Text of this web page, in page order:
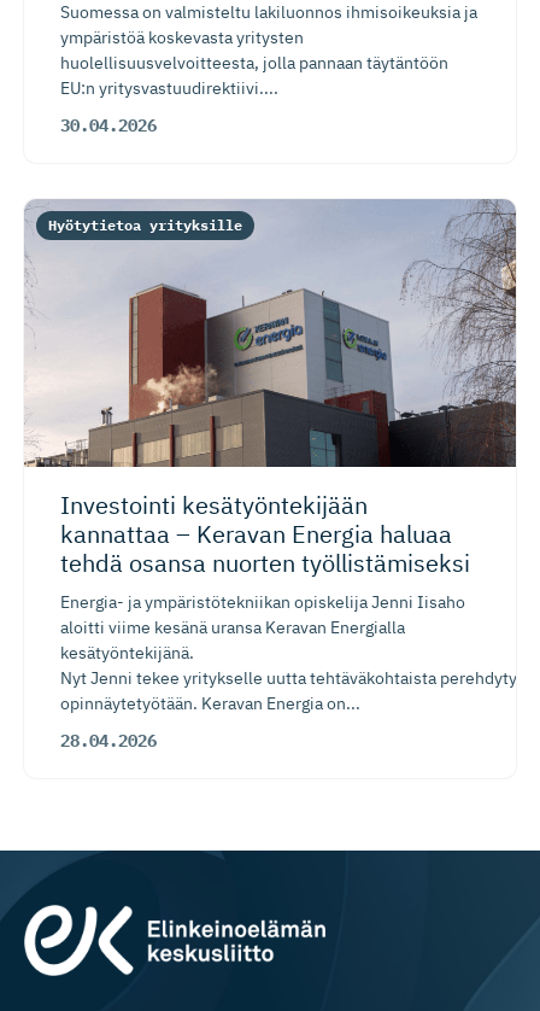
Suomessa on valmisteltu lakiluonnos ihmisoikeuksia ja
ympäristöä koskevasta yritysten
huolellisuusvelvoitteesta, jolla pannaan täytäntöön
EU:n yritysvastuudirektiivi....
30.04.2026
Investointi kesätyönte­kijään
kannattaa – Keravan Energia haluaa
tehdä osansa nuorten työllistä­miseksi
Energia- ja ympäristötekniikan opiskelija Jenni Iisaho
aloitti viime kesänä uransa Keravan Energialla
kesätyöntekijänä.
Nyt Jenni tekee yritykselle uutta tehtäväkohtaista
opinnäytetyötään. Keravan Energia on...
28.04.2026
Hyötytietoa yrityksille